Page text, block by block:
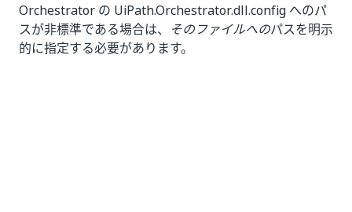
Orchestrator の UiPath.Orchestrator.dll.config へのパ
スが非標準である場合は、 そのファイルへのパスを明示
的に指定する必要があります。